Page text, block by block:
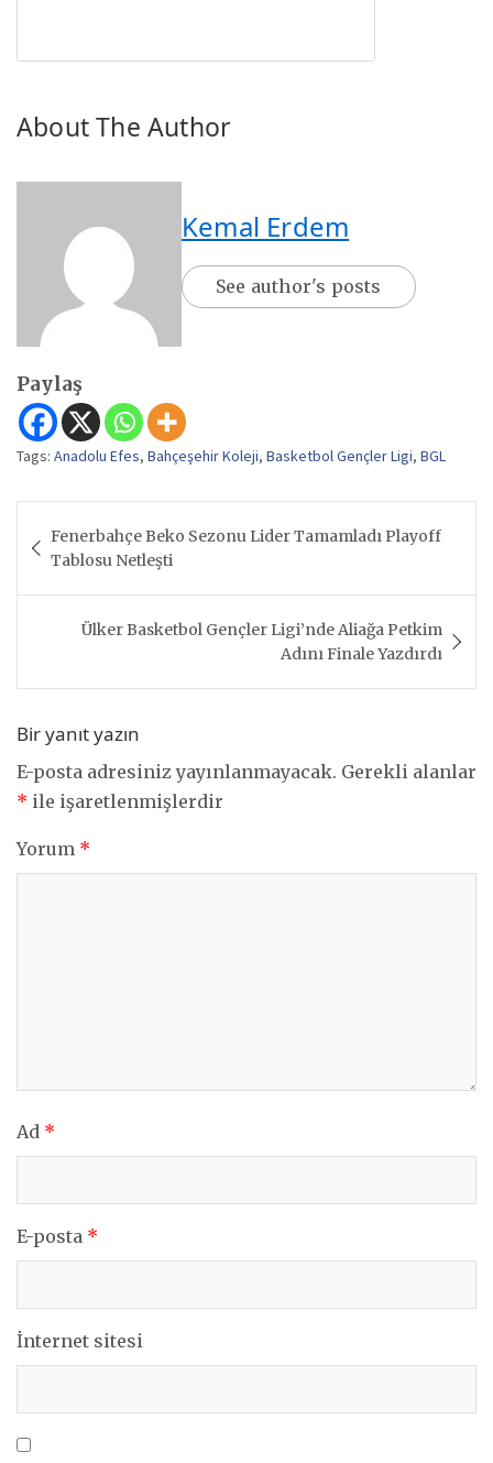
About The Author
Kemal Erdem
See author's posts
Paylaş
Tags: Anadolu Efes, Bahçeşehir Koleji, Basketbol Gençler Ligi, BGL
gezinmesi
Fenerbahçe Beko Sezonu Lider Tamamladı Playoff
Tablosu Netleşti
Ülker Basketbol Gençler Ligi’nde Aliağa Petkim
Adını Finale Yazdırdı
Bir yanıt yazın
E-posta adresiniz yayınlanmayacak. Gerekli alanlar
* ile işaretlenmişlerdir
Yorum *
Ad *
E-posta *
İnternet sitesi